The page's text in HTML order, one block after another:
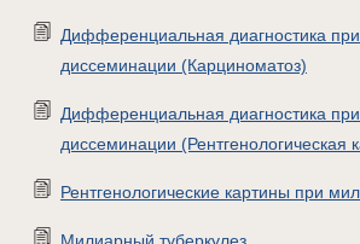
Дифференциальная диагностика
диссеминации (Карциноматоз)
Дифференциальная диагностика
диссеминации (Рентгенологическая
Рентгенологические картины при